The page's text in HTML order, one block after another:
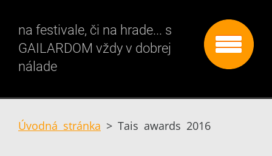
na festivale, či na hrade... s
GAILARDOM vždy v dobrej
nálade
Úvodná stránka > Tais awards 2016